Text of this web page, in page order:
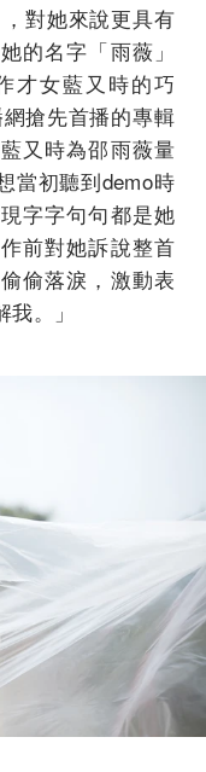
對她來說更具有
的名字「雨薇」
才女藍又時的巧
搶先首播的專輯
又時為邵雨薇量
當初聽到demo時
字字句句都是她
前對她訴說整首
偷落淚，激動表
。」